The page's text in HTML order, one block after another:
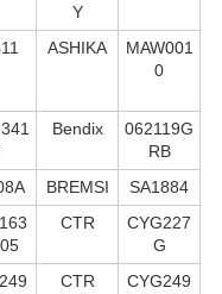
Y
ASHIKA
MAW001
0
Bendix
062119G
RB
BREMSI
SA1884
CTR
CYG227
G
CTR
CYG249